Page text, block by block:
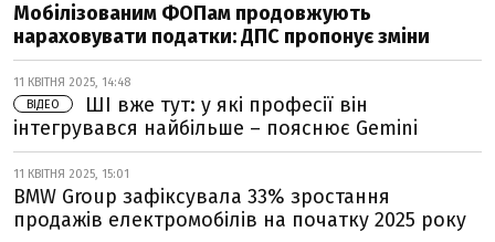
Мобілізованим ФОПам продовжують
нараховувати податки: ДПС пропонує зміни
11 КВІТНЯ 2025, 14:48
ВІДЕО
ШІ вже тут: у які професії він
інтегрувався найбільше – пояснює Gemini
11 КВІТНЯ 2025, 15:01
BMW Group зафіксувала 33% зростання
продажів електромобілів на початку 2025 року